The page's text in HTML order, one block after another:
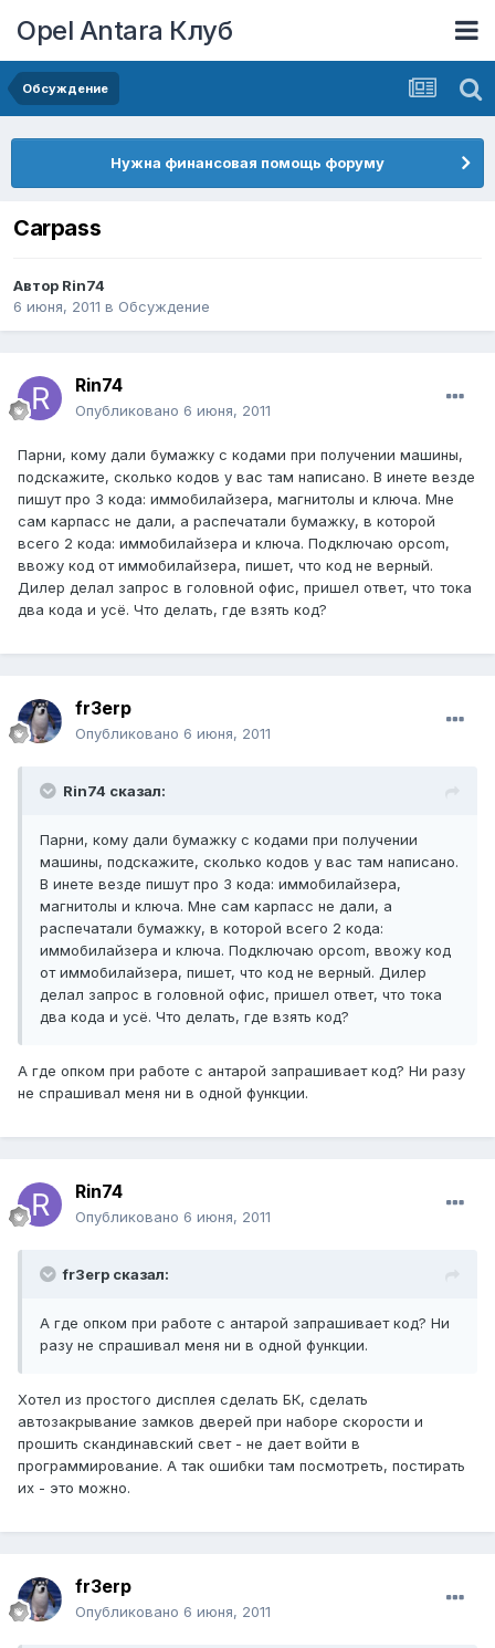
Opel Antara Клуб
Обсуждение
Нужна финансовая помощь форуму
Сarpass
Автор Rin74
6 июня, 2011 в Обсуждение
Rin74
Опубликовано 6 июня, 2011
Парни, кому дали бумажку с кодами при получении машины,
подскажите, сколько кодов у вас там написано. В инете везде
пишут про 3 кода: иммобилайзера, магнитолы и ключа. Мне
сам карпасс не дали, а распечатали бумажку, в которой
всего 2 кода: иммобилайзера и ключа. Подключаю opcom,
ввожу код от иммобилайзера, пишет, что код не верный.
Дилер делал запрос в головной офис, пришел ответ, что тока
два кода и усё. Что делать, где взять код?
fr3erp
Опубликовано 6 июня, 2011
Rin74 сказал:
Парни, кому дали бумажку с кодами при получении
машины, подскажите, сколько кодов у вас там написано.
В инете везде пишут про 3 кода: иммобилайзера,
магнитолы и ключа. Мне сам карпасс не дали, а
распечатали бумажку, в которой всего 2 кода:
иммобилайзера и ключа. Подключаю opcom, ввожу код
от иммобилайзера, пишет, что код не верный. Дилер
делал запрос в головной офис, пришел ответ, что тока
два кода и усё. Что делать, где взять код?
А где опком при работе с антарой запрашивает код? Ни разу
не спрашивал меня ни в одной функции.
Rin74
Опубликовано 6 июня, 2011
fr3erp сказал:
А где опком при работе с антарой запрашивает код? Ни
разу не спрашивал меня ни в одной функции.
Хотел из простого дисплея сделать БК, сделать
автозакрывание замков дверей при наборе скорости и
прошить скандинавский свет - не дает войти в
программирование. А так ошибки там посмотреть, постирать
их - это можно.
fr3erp
Опубликовано 6 июня, 2011